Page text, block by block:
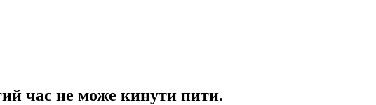
час не може кинути пити.